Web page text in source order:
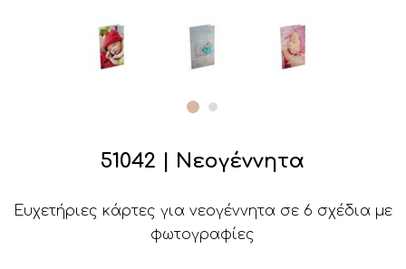
51042 | Νεογέννητα
Ευχετήριες κάρτες για νεογέννητα σε 6 σχέδια με
φωτογραφίες